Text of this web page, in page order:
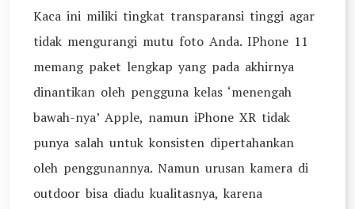
Kaca ini miliki tingkat transparansi tinggi agar
tidak mengurangi mutu foto Anda. IPhone 11
memang paket lengkap yang pada akhirnya
dinantikan oleh pengguna kelas ‘menengah
bawah-nya’ Apple, namun iPhone XR tidak
punya salah untuk konsisten dipertahankan
oleh penggunannya. Namun urusan kamera di
outdoor bisa diadu kualitasnya, karena